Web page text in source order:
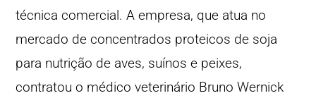
técnica comercial. A empresa, que atua no
mercado de concentrados proteicos de soja
para nutrição de aves, suínos e peixes,
contratou o médico veterinário Bruno Wernick